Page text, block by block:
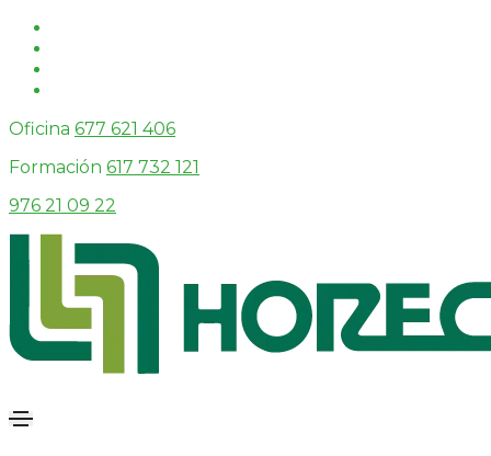
Oficina 677 621 406
Formación 617 732 121
976 21 09 22